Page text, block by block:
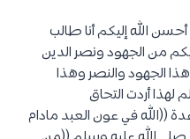
الله إليكم أنا طالب
من الجهود ونصر الدين
الجهود والنصر وهذا
لهذا أردت التحاق
((الله في عون العبد مادام